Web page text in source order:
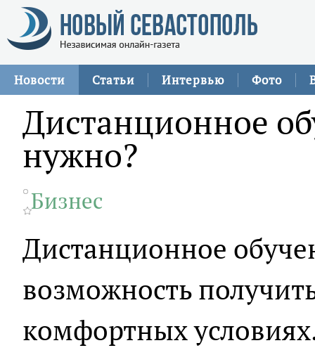
Новости Статьи Интервью Фото
Дистанционное
нужно?
Бизнес
Дистанционное
возможность
комфортных